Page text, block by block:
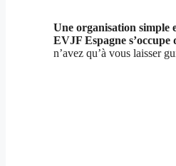
Une organisation simple
EVJF Espagne
n’avez qu’à vous laisser